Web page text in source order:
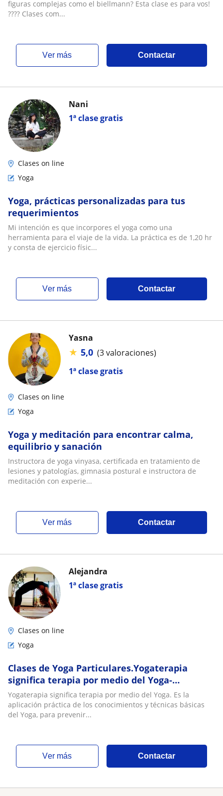
figuras complejas como el biellmann? Esta clase es para vos!
???? Clases com...
ver más Contactar
1ª clase gratis
Nani
Clases on line
Yoga
Yoga, prácticas personalizadas para tus
requerimientos
Mi intención es que incorpores el yoga como una
herramienta para el viaje de la vida. La práctica es de 1,20 hr
y consta de ejercicio físic...
ver más Contactar
1ª clase gratis
Yasna
★ 5,0 (3 valoraciones)
Clases on line
Yoga
Yoga y meditación para encontrar calma,
equilibrio y sanación
Instructora de yoga vinyasa, certificada en tratamiento de
lesiones y patologías, gimnasia postural e instructora de
meditación con experie...
ver más Contactar
1ª clase gratis
Alejandra
Clases on line
Yoga
Clases de Yoga Particulares.Yogaterapia
significa terapia por medio del Yoga-
Pranayamas y Asanas en tu bienestar
Yogaterapia significa terapia por medio del Yoga. Es la
aplicación práctica de los conocimientos y técnicas básicas
del Yoga, para prevenir...
ver más Contactar